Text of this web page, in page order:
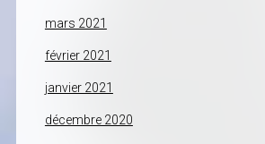
mars 2021
février 2021
janvier 2021
décembre 2020